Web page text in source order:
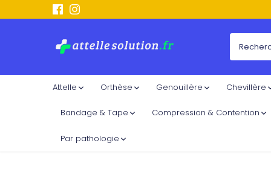
Attelle Orthèse Genouillère Chevillère
Bandage & Tape Compression & Contention
Par pathologie